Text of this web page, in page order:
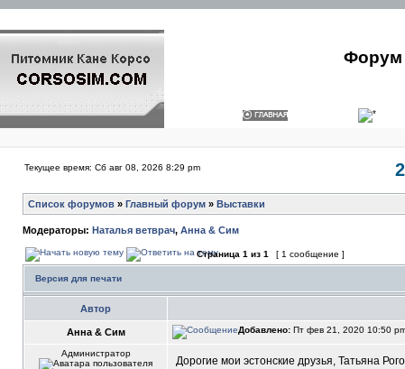
Форум
Текущее время: Сб авг 08, 2026 8:29 pm
Список форумов » Главный форум » Выставки
Модераторы: Наталья ветврач, Анна & Сим
Страница 1 из 1 [ 1 сообщение ]
Версия для печати
Автор
Анна & Сим Добавлено: Пт фев 21, 2020 10:50
Администратор
Дорогие мои эстонские друзья, Татьяна